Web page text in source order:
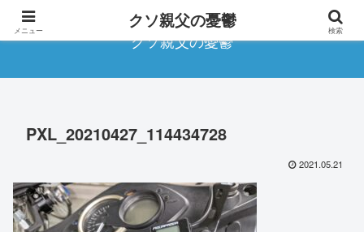
クソ親父の憂鬱
PXL_20210427_114434728
2021.05.21
メニュー クソ親父の憂鬱 検索